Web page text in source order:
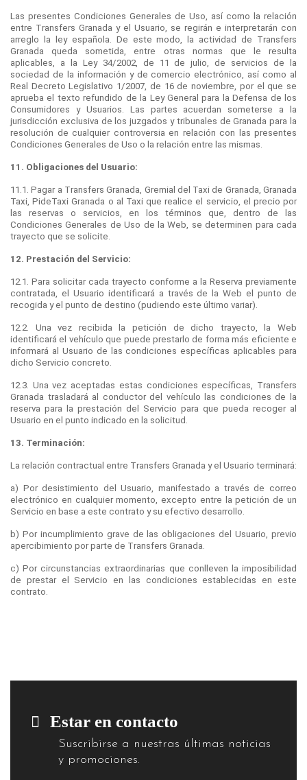
Las presentes Condiciones Generales de Uso, así como la relación
entre Transfers Granada y el Usuario, se regirán e interpretarán con
arreglo la ley española. De este modo, la actividad de Transfers
Granada queda sometida, entre otras normas que le resulta
aplicables, a la Ley 34/2002, de 11 de julio, de servicios de la
sociedad de la información y de comercio electrónico, así como al
Real Decreto Legislativo 1/2007, de 16 de noviembre, por el que se
aprueba el texto refundido de la Ley General para la Defensa de los
Consumidores y Usuarios. Las partes acuerdan someterse a la
jurisdicción exclusiva de los juzgados y tribunales de Granada para la
resolución de cualquier controversia en relación con las presentes
Condiciones Generales de Uso o la relación entre las mismas.
11. Obligaciones del Usuario:
11.1. Pagar a Transfers Granada, Gremial del Taxi de Granada, Granada
Taxi, PideTaxi Granada o al Taxi que realice el servicio, el precio por
las reservas o servicios, en los términos que, dentro de las
Condiciones Generales de Uso de la Web, se determinen para cada
trayecto que se solicite.
12. Prestación del Servicio:
12.1. Para solicitar cada trayecto conforme a la Reserva previamente
contratada, el Usuario identificará a través de la Web el punto de
recogida y el punto de destino (pudiendo este último variar).
12.2. Una vez recibida la petición de dicho trayecto, la Web
identificará el vehículo que puede prestarlo de forma más eficiente e
informará al Usuario de las condiciones específicas aplicables para
dicho Servicio concreto.
12.3. Una vez aceptadas estas condiciones específicas, Transfers
Granada trasladará al conductor del vehículo las condiciones de la
reserva para la prestación del Servicio para que pueda recoger al
Usuario en el punto indicado en la solicitud.
13. Terminación:
La relación contractual entre Transfers Granada y el Usuario terminará:
a) Por desistimiento del Usuario, manifestado a través de correo
electrónico en cualquier momento, excepto entre la petición de un
Servicio en base a este contrato y su efectivo desarrollo.
b) Por incumplimiento grave de las obligaciones del Usuario, previo
apercibimiento por parte de Transfers Granada.
c) Por circunstancias extraordinarias que conlleven la imposibilidad
de prestar el Servicio en las condiciones establecidas en este
contrato.
Estar en contacto
Suscribirse a nuestras últimas noticias
y promociones.